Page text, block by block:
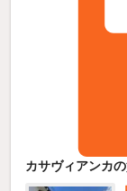
カサヴィアンカ